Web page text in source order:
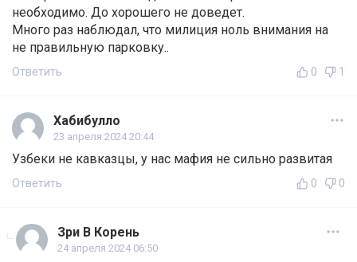
необходимо. До хорошего не доведет.
Много раз наблюдал, что милиция ноль внимания на
не правильную парковку..
Ответить 0 1
Хабибулло
23 апреля 2024 20:44
Узбеки не кавказцы, у нас мафия не сильно развитая
Ответить 0 0
Зри В Корень
24 апреля 2024 06:50